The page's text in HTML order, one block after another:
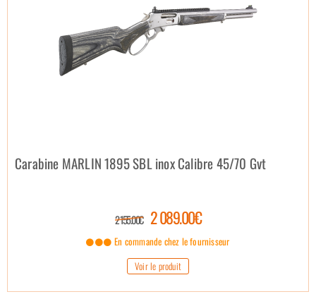
Carabine MARLIN 1895 SBL inox Calibre 45/70 Gvt
2 155.00€ 2 089.00€
En commande chez le fournisseur
Voir le produit